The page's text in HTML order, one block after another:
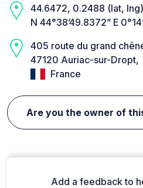
44.6472, 0.2488 (lat, lng)
N 44°38’49.8372” E
405 route du grand
47120 Auriac-sur-Dropt,
France
Are you the owner of
Add a feedback to